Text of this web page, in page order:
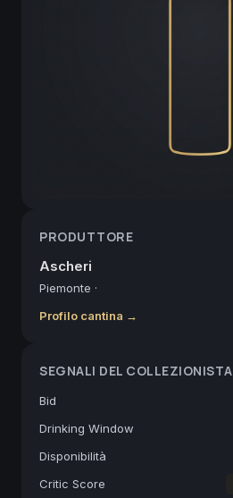
PRODUTTORE
Ascheri
Piemonte ·
Profilo cantina →
SEGNALI DEL COLLEZIONISTA
Bid
Drinking Window
Disponibilità
Critic Score